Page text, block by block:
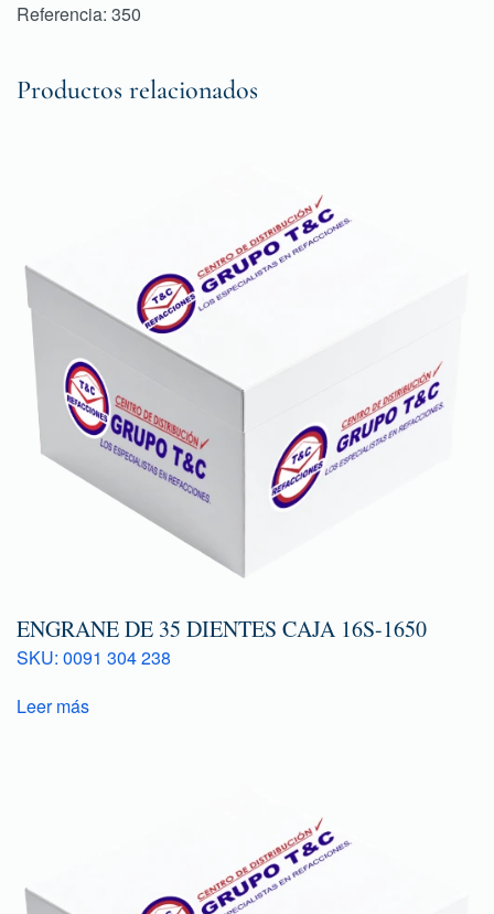
Referencia: 350
Productos relacionados
ENGRANE DE 35 DIENTES CAJA 16S-1650
SKU: 0091 304 238
Leer más